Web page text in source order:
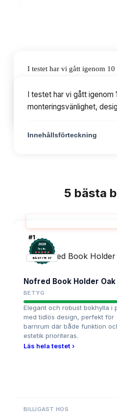
I testet har vi gått igenom
Innehållsförteckning
I testet har vi gått
monteringsvänlighet,
Innehållsförteckning
5 bästa
#1
2026
Testix.
BÄST I TEST
Nofred Book Holder Oak
BETYG
Elegant och robust bokhylla i
med tidlös design, perfekt för
barnrum där både funktion
estetik prioriteras.
Läs hela testet ›
BILLIGAST HOS